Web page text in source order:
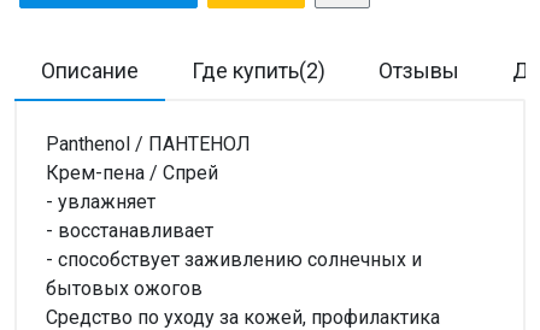
Описание Где купить(2) Отзывы
Panthenol / ПАНТЕНОЛ
Крем-пена / Спрей
- увлажняет
- восстанавливает
- способствует заживлению солнечных и
бытовых ожогов
Средство по уходу за кожей, профилактика